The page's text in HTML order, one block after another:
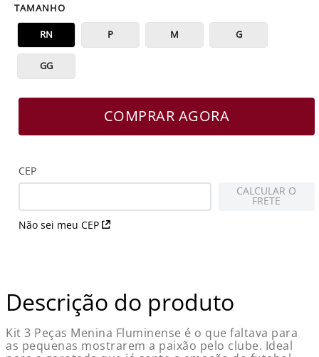
TAMANHO
RN P M G
GG
COMPRAR AGORA
CEP
Não sei meu CEP
CALCULAR O
FRETE
Descrição do produto
Kit 3 Peças Menina Fluminense é o que faltava para
as pequenas mostrarem a paixão pelo clube. Ideal